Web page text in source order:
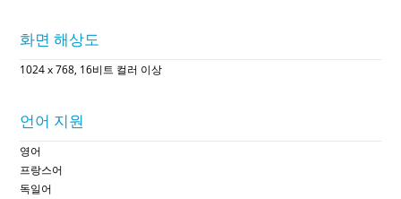
화면 해상도
1024 x 768, 16비트 컬러 이상
언어 지원
영어
프랑스어
독일어